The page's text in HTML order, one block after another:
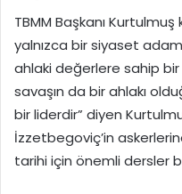
TBMM Başkanı
yalnızca bir siyaset
ahlaki değerlere sahip bir
savaşın da bir ahlakı
bir liderdir” diyen
İzzetbegoviç’in
tarihi için önemli dersler